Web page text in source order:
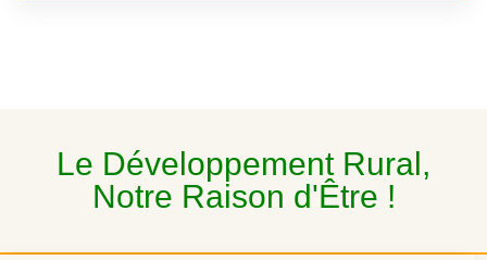
Le Développement Rural,
Notre Raison d'Être !